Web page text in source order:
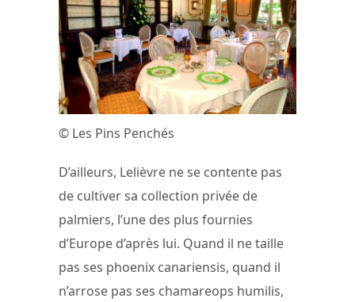
© Les Pins Penchés
D’ailleurs, Lelièvre ne se contente pas
de cultiver sa collection privée de
palmiers, l’une des plus fournies
d’Europe d’après lui. Quand il ne taille
pas ses phoenix canariensis, quand il
n’arrose pas ses chamareops humilis,